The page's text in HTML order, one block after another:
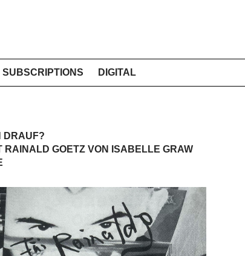
SUBSCRIPTIONS DIGITAL
DRAUF?
RAINALD GOETZ VON ISABELLE GRAW